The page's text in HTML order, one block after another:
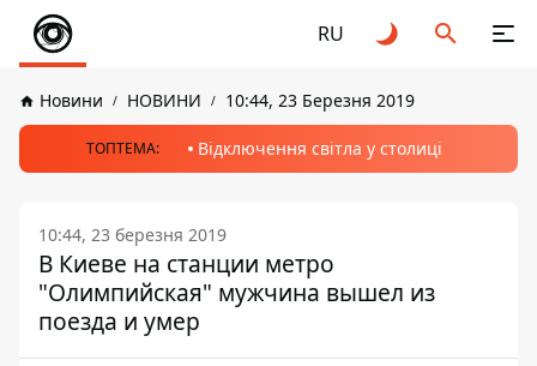
RU
Новини НОВИНИ 10:44, 23 Березня 2019
ТОПТЕМА: Відключення світла у столиці
10:44, 23 березня 2019
В Киеве на станции метро
"Олимпийская" мужчина вышел из
поезда и умер